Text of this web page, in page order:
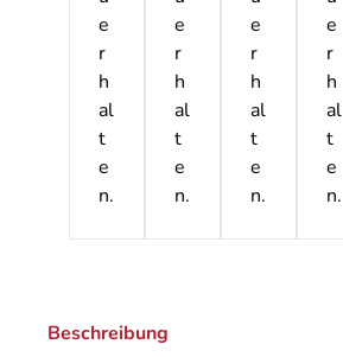
e
r
h
al
t
e
n.
e
r
h
al
t
e
n.
ь
к
и
"
e
r
h
al
t
e
n.
р
а
)
e
r
h
al
t
e
n.
Beschreibung